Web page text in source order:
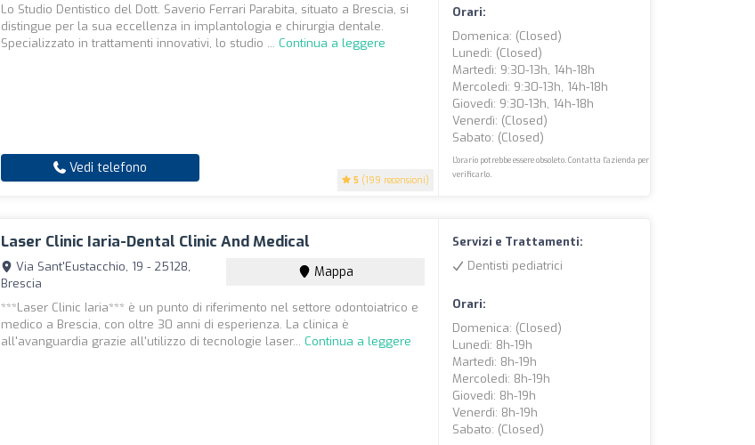
5 (199 recensioni)
Lo Studio Dentistico del Dott. Saverio Ferrari Parabita, situato a Brescia, si
distingue per la sua eccellenza in implantologia e chirurgia dentale.
Specializzato in trattamenti innovativi, lo studio ... Continua a leggere
Vedi telefono
Orari:
Domenica: (closed)
Lunedì: (closed)
Martedì: 9:30-13h, 14h-18h
Mercoledì: 9:30-13h, 14h-18h
Giovedì: 9:30-13h, 14h-18h
Venerdì: (closed)
Sabato: (closed)
L'orario potrebbe essere obsoleto. Contatta l'azienda per
verificarlo.
Laser Clinic Iaria-Dental Clinic And Medical
Via Sant'Eustacchio, 19 - 25128,
Brescia
Mappa
***Laser Clinic Iaria*** è un punto di riferimento nel settore odontoiatrico e
medico a Brescia, con oltre 30 anni di esperienza. La clinica è
all'avanguardia grazie all'utilizzo di tecnologie laser... Continua a leggere
Servizi e Trattamenti:
Dentisti pediatrici
Orari:
Domenica: (closed)
Lunedì: 8h-19h
Martedì: 8h-19h
Mercoledì: 8h-19h
Giovedì: 8h-19h
Venerdì: 8h-19h
Sabato: (closed)